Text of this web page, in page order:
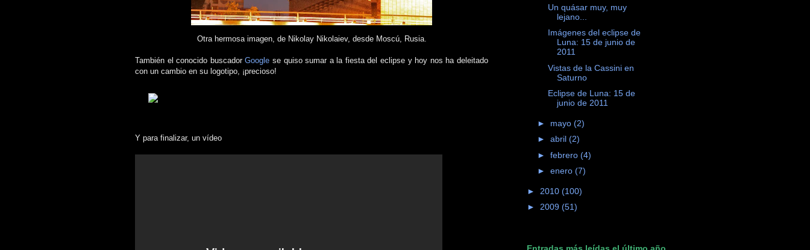
Otra hermosa imagen, de Nikolay Nikolaiev, desde Moscú, Rusia.
También el conocido buscadorGoogle se quiso sumar a la fiesta del eclipse y hoy nos ha deleitado
con un cambio en su logotipo, ¡precioso!
Y para finalizar, un vídeo
Un quásar muy, muy
lejano...
Imágenes del eclipse de
Luna: 15 de junio de
2011
Vistas de la Cassini en
Saturno
Eclipse de Luna: 15 de
junio de 2011
► mayo (2)
► abril (2)
► febrero (4)
► enero (7)
► 2010 (100)
► 2009 (51)
Entradas más leídas el último año